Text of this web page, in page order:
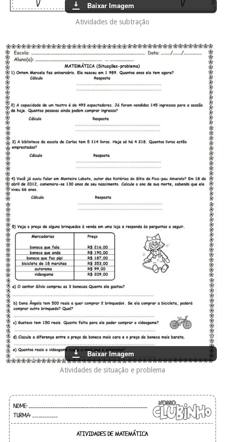
Baixar Imagem
Atividades de subtração
Baixar Imagem
Atividades de situação e problema